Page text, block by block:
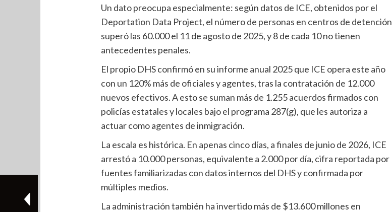
Un dato preocupa especialmente: según datos de ICE, obtenidos por el
Deportation Data Project, el número de personas en centros de detención
superó las 60.000 el 11 de agosto de 2025, y 8 de cada 10 no tienen
antecedentes penales.
El propio DHS confirmó en su informe anual 2025 que ICE opera este año
con un 120% más de oficiales y agentes, tras la contratación de 12.000
nuevos efectivos. A esto se suman más de 1.255 acuerdos firmados con
policías estatales y locales bajo el programa 287(g), que les autoriza a
actuar como agentes de inmigración.
La escala es histórica. En apenas cinco días, a finales de junio de 2026, ICE
arrestó a 10.000 personas, equivalente a 2.000 por día, cifra reportada por
fuentes familiarizadas con datos internos del DHS y confirmada por
múltiples medios.
La administración también ha invertido más de $13.600 millones en